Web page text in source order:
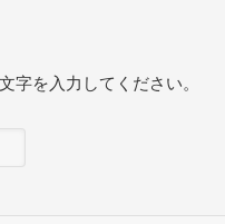
字を入力してください。